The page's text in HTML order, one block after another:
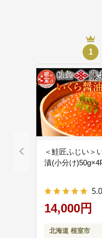
07
09
1
＜鮭匠ふじい＞
漬(小分け
5.0
14,000円
北海道 根室市